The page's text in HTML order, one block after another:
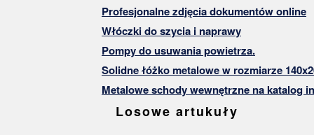
Profesjonalne zdjęcia dokumentów online
Włóczki do szycia i naprawy
Pompy do usuwania powietrza.
Solidne łóżko metalowe w rozmiarze
Metalowe schody wewnętrzne na katalog
Losowe artukuły